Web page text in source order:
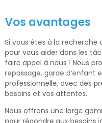
Vos avantages
Si vous êtes à la recherche
pour vous aider dans les
faire appel à nous ! Nous
repassage, garde d’enfant
professionnelle, avec des
besoins et vos attentes.
Nous offrons une large
pour répondre aux besoins